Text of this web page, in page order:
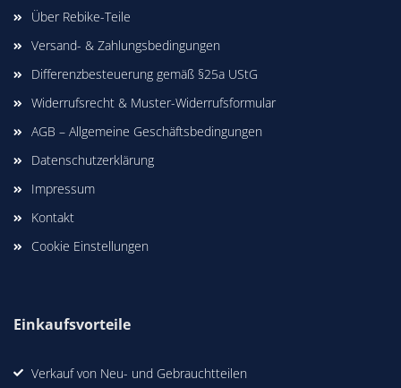
Über Rebike-Teile
Versand- & Zahlungsbedingungen
Differenzbesteuerung gemäß §25a UStG
Widerrufsrecht & Muster-Widerrufsformular
AGB – Allgemeine Geschäftsbedingungen
Datenschutzerklärung
Impressum
Kontakt
Cookie Einstellungen
Einkaufsvorteile
Verkauf von Neu- und Gebrauchtteilen